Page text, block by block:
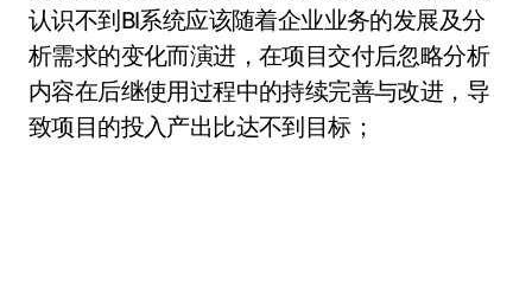
认识不到BI系统应该随着企业业务的发展及分
析需求的变化而演进，在项目交付后忽略分析
内容在后继使用过程中的持续完善与改进，导
致项目的投入产出比达不到目标；